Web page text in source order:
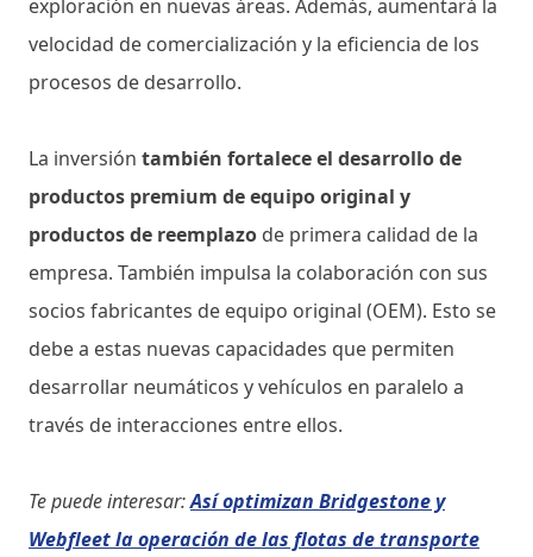
exploración en nuevas áreas. Además, aumentará la
velocidad de comercialización y la eficiencia de los
procesos de desarrollo.
La inversión también fortalece el desarrollo de
productos premium de equipo original y
productos de reemplazo de primera calidad de la
empresa. También impulsa la colaboración con sus
socios fabricantes de equipo original (OEM). Esto se
debe a estas nuevas capacidades que permiten
desarrollar neumáticos y vehículos en paralelo a
través de interacciones entre ellos.
Te puede interesar:Así optimizan Bridgestone y
Webfleet la operación de las flotas de transporte